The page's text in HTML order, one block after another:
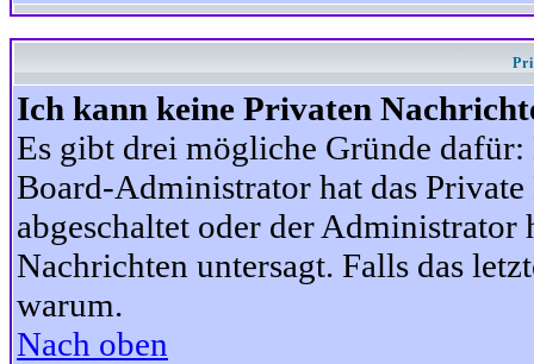
Ich kann keine Privaten
Es gibt drei mögliche Gründe
Board-Administrator hat das
abgeschaltet oder der
Nachrichten untersagt. Falls das
warum.
Nach oben